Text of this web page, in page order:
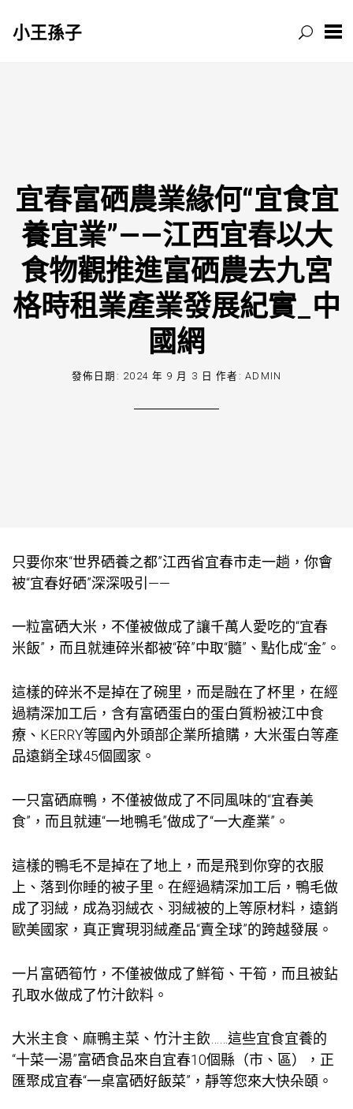
小王孫子
宜春富硒農業緣何“宜食宜
養宜業”——江西宜春以大
食物觀推進富硒農去九宮
格時租業產業發展紀實_中
國網
發佈日期: 2024 年 9 月 3 日 作者:ADMIN
只要你來“世界硒養之都”江西省宜春市走一趟，你會
被“宜春好硒”深深吸引——
一粒富硒大米，不僅被做成了讓千萬人愛吃的“宜春
米飯”，而且就連碎米都被“碎”中取“髓”、點化成“金”。
這樣的碎米不是掉在了碗里，而是融在了杯里，在經
過精深加工后，含有富硒蛋白的蛋白質粉被江中食
療、KERRY等國內外頭部企業所搶購，大米蛋白等產
品遠銷全球45個國家。
一只富硒麻鴨，不僅被做成了不同風味的“宜春美
食”，而且就連“一地鴨毛”做成了“一大產業”。
這樣的鴨毛不是掉在了地上，而是飛到你穿的衣服
上、落到你睡的被子里。在經過精深加工后，鴨毛做
成了羽絨，成為羽絨衣、羽絨被的上等原材料，遠銷
歐美國家，真正實現羽絨產品“賣全球”的跨越發展。
一片富硒筍竹，不僅被做成了鮮筍、干筍，而且被鉆
孔取水做成了竹汁飲料。
大米主食、麻鴨主菜、竹汁主飲……這些宜食宜養的
“十菜一湯”富硒食品來自宜春10個縣（市、區），正
匯聚成宜春“一桌富硒好飯菜”，靜等您來大快朵頤。